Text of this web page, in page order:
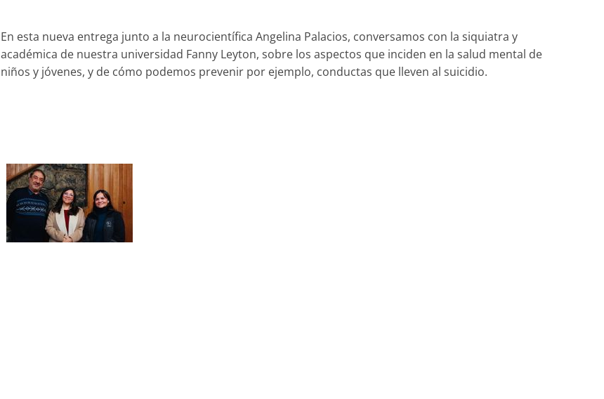
En esta nueva entrega junto a la neurocientífica Angelina Palacios, conversamos con la siquiatra y
académica de nuestra universidad Fanny Leyton, sobre los aspectos que inciden en la salud mental de
niños y jóvenes, y de cómo podemos prevenir por ejemplo, conductas que lleven al suicidio.